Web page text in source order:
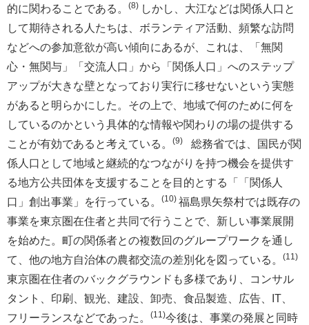
的に関わることである。 (8) しかし、大江などは関係人口と
して期待される人たちは、ボランティア活動、頻繁な訪問
などへの参加意欲が高い傾向にあるが、これは、「無関
心・無関与」「交流人口」から「関係人口」へのステップ
アップが大きな壁となっており実行に移せないという実態
があると明らかにした。その上で、地域で何のために何を
しているのかという具体的な情報や関わりの場の提供する
ことが有効であると考えている。
(9) 総務省では、国民が関
係人口として地域と継続的なつながりを持つ機会を提供す
る地方公共団体を支援することを目的とする「「関係人
口」創出事業」を行っている。
(10) 福島県矢祭村では既存の
事業を東京圏在住者と共同で行うことで、新しい事業展開
を始めた。町の関係者との複数回のグループワークを通し
て、他の地方自治体の農都交流の差別化を図っている。
(11)
東京圏在住者のバックグラウンドも多様であり、コンサル
タント、印刷、観光、建設、卸売、食品製造、広告、IT、
フリーランスなどであった。
(11)今後は、事業の発展と同時